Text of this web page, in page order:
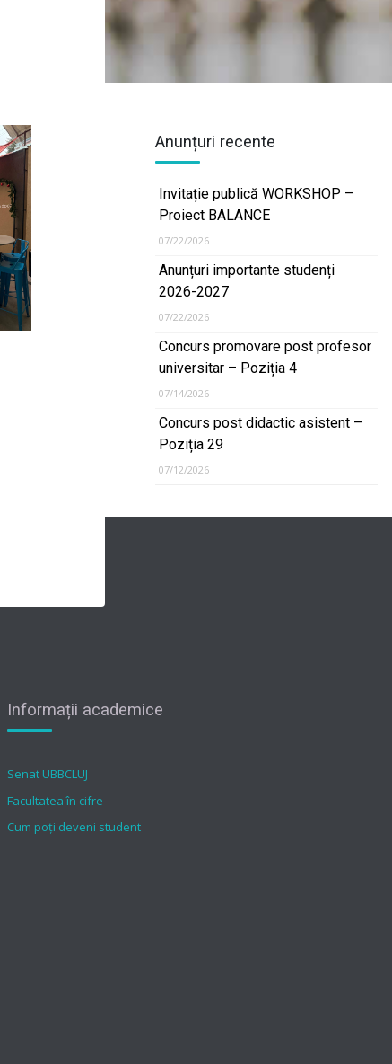
Anunțuri recente
Invitație publică WORKSHOP –
Proiect BALANCE
07/22/2026
Anunțuri importante studenți
2026-2027
07/22/2026
Concurs promovare post profesor
universitar – Poziția 4
07/14/2026
Concurs post didactic asistent –
Poziția 29
07/12/2026
Informații academice
Senat UBBCLUJ
Facultatea în cifre
Cum poți deveni student